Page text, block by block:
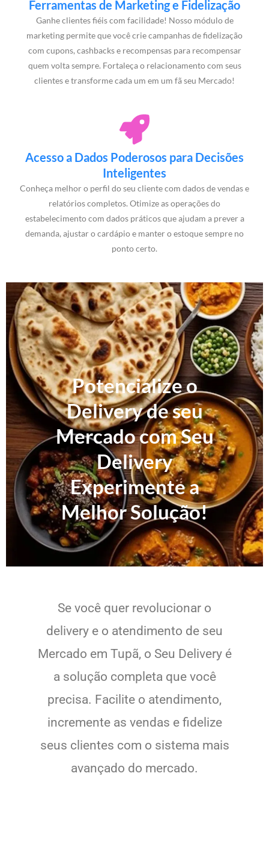
Ferramentas de Marketing e Fidelização
Ganhe clientes fiéis com facilidade! Nosso módulo de
marketing permite que você crie campanhas de fidelização
com cupons, cashbacks e recompensas para recompensar
quem volta sempre. Fortaleça o relacionamento com seus
clientes e transforme cada um em um fã seu Mercado!
Acesso a Dados Poderosos para Decisões
Inteligentes
Conheça melhor o perfil do seu cliente com dados de vendas e
relatórios completos. Otimize as operações do
estabelecimento com dados práticos que ajudam a prever a
demanda, ajustar o cardápio e manter o estoque sempre no
ponto certo.
Potencialize o
Delivery de seu
Mercado com Seu
Delivery
Experimente a
Melhor Solução!
Se você quer revolucionar o
delivery e o atendimento de seu
Mercado em Tupã, o Seu Delivery é
a solução completa que você
precisa. Facilite o atendimento,
incremente as vendas e fidelize
seus clientes com o sistema mais
avançado do mercado.